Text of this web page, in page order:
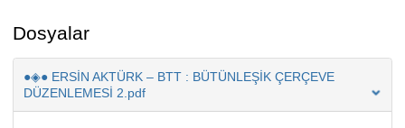
Dosyalar
●◈● ERSİN AKTÜRK – BTT : BÜTÜNLEŞİK ÇERÇEVE
DÜZENLEMESİ 2.pdf